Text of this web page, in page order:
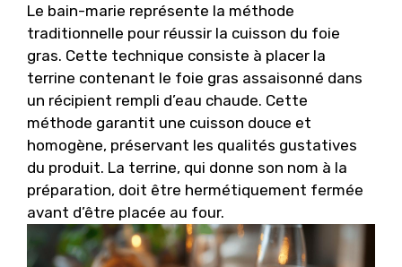
Le bain-marie représente la méthode
traditionnelle pour réussir la cuisson du foie
gras. Cette technique consiste à placer la
terrine contenant le foie gras assaisonné dans
un récipient rempli d’eau chaude. Cette
méthode garantit une cuisson douce et
homogène, préservant les qualités gustatives
du produit. La terrine, qui donne son nom à la
préparation, doit être hermétiquement fermée
avant d’être placée au four.